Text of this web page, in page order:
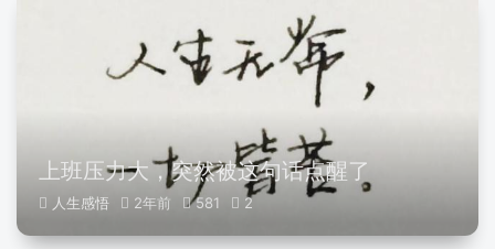
上班压力大，突然被这句话点醒了
人生感悟 2年前 581 2